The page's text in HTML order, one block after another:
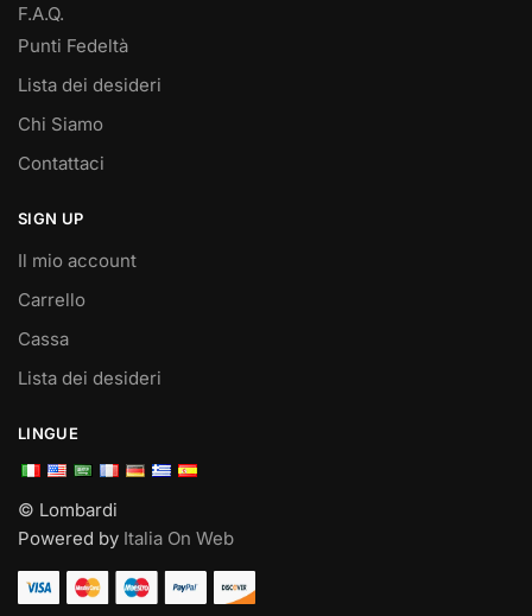
F.A.Q.
Punti Fedeltà
Lista dei desideri
Chi Siamo
Contattaci
SIGN UP
Il mio account
Carrello
Cassa
Lista dei desideri
LINGUE
© Lombardi
Powered by Italia On Web